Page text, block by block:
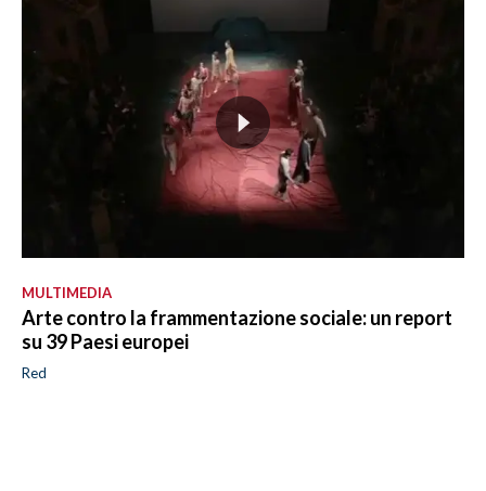
MULTIMEDIA
Arte contro la frammentazione sociale: un report
su 39 Paesi europei
Red